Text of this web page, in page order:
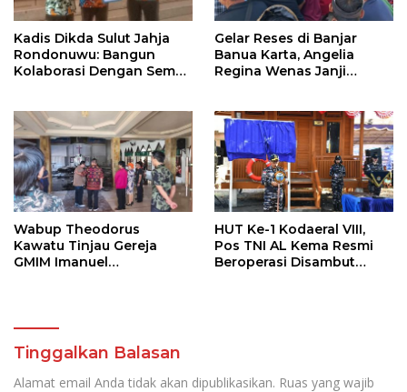
Kadis Dikda Sulut Jahja
Rondonuwu: Bangun
Kolaborasi Dengan Semua
Gelar Reses di Banjar
Banua Karta, Angelia
Regina Wenas Janji
Wabup Theodorus
Kawatu Tinjau Gereja
GMIM Imanuel
bagi Jemaat
HUT Ke-1 Kodaeral VIII,
Pos TNI AL Kema Resmi
Beroperasi Disambut
Tinggalkan Balasan
Alamat email Anda tidak akan dipublikasikan. Ruas yang wajib